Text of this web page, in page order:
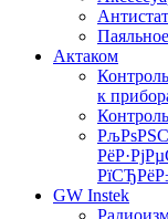
Актаком
к
GW Instek